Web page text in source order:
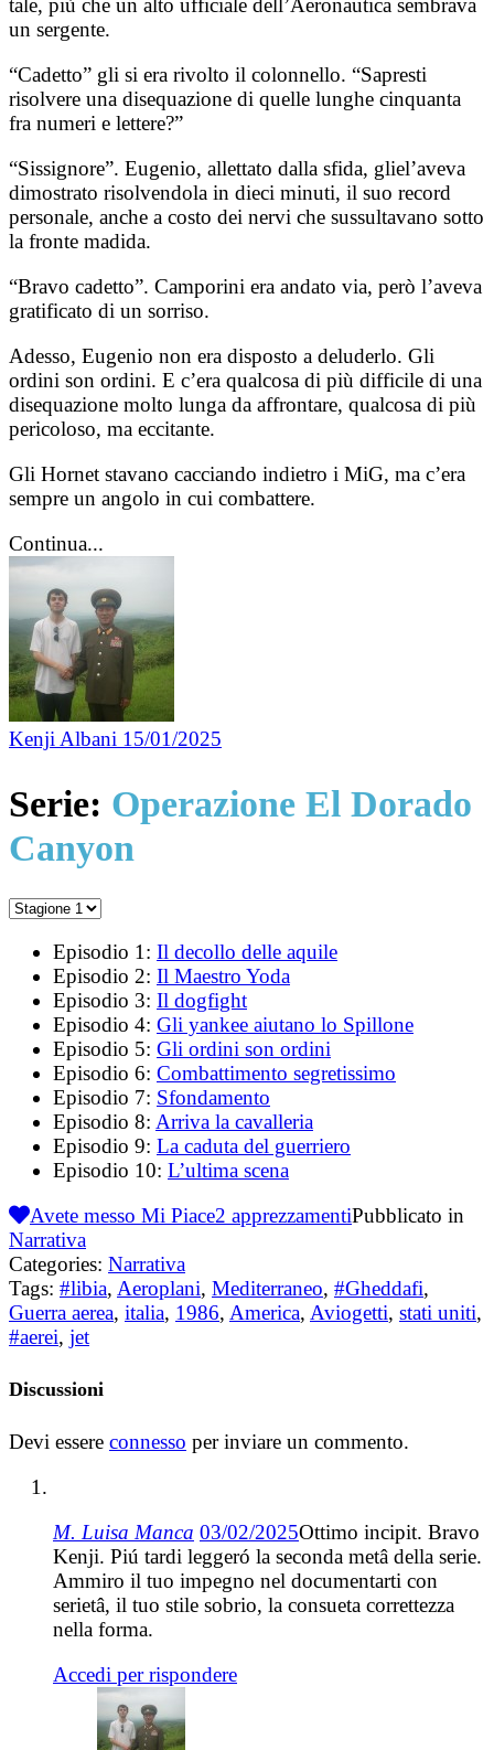
un sergente.
“Cadetto” gli si era rivolto il colonnello. “Sapresti
risolvere una disequazione di quelle lunghe cinquanta
fra numeri e lettere?”
“Sissignore”. Eugenio, allettato dalla sfida, gliel’aveva
dimostrato risolvendola in dieci minuti, il suo record
personale, anche a costo dei nervi che sussultavano sotto
la fronte madida.
“Bravo cadetto”. Camporini era andato via, però l’aveva
gratificato di un sorriso.
Adesso, Eugenio non era disposto a deluderlo. Gli
ordini son ordini. E c’era qualcosa di più difficile di una
disequazione molto lunga da affrontare, qualcosa di più
pericoloso, ma eccitante.
Gli Hornet stavano cacciando indietro i MiG, ma c’era
sempre un angolo in cui combattere.
Continua...
Kenji Albani 15/01/2025
Serie: Operazione El Dorado
Canyon
Episodio 1: Il decollo delle aquile
Episodio 2: Il Maestro Yoda
Episodio 3: Il dogfight
Episodio 4: Gli yankee aiutano lo Spillone
Episodio 5: Gli ordini son ordini
Episodio 6: Combattimento segretissimo
Episodio 7: Sfondamento
Episodio 8: Arriva la cavalleria
Episodio 9: La caduta del guerriero
Episodio 10: L’ultima scena
Avete messo Mi Piace2 apprezzamentiPubblicato in
Narrativa
Categories: Narrativa
Tags: #libia, Aeroplani, Mediterraneo, #Gheddafi,
Guerra aerea, italia, 1986, America, Aviogetti, stati uniti,
#aerei, jet
Discussioni
Devi essere connesso per inviare un commento.
M. Luisa Manca 03/02/2025Ottimo incipit. Bravo
Kenji. Piú tardi leggeró la seconda metâ della serie.
Ammiro il tuo impegno nel documentarti con
serietâ, il tuo stile sobrio, la consueta correttezza
nella forma.
Accedi per rispondere